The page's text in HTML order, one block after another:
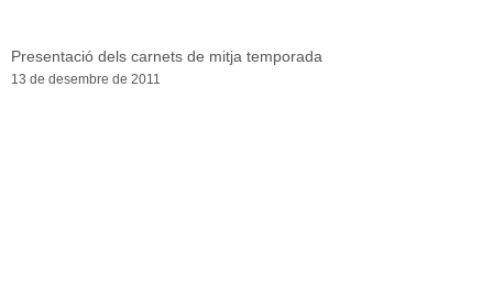
Presentació dels carnets de mitja temporada
13 de desembre de 2011